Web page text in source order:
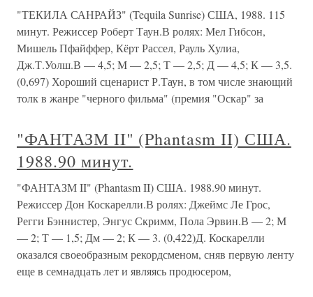
"ТЕКИЛА САНРАЙЗ" (Tequila Sunrise) США, 1988. 115
минут. Режиссер Роберт Таун.В ролях: Мел Гибсон,
Мишель Пфайффер, Кёрт Рассел, Рауль Хулиа,
Дж.Т.Уолш.В — 4,5; М — 2,5; Т — 2,5; Д — 4,5; К — 3,5.
(0,697) Хороший сценарист Р.Таун, в том числе знающий
толк в жанре "черного фильма" (премия "Оскар" за
"ФАНТАЗМ II" (Phantasm II) США.
1988.90 минут.
"ФАНТАЗМ II" (Phantasm II) США. 1988.90 минут.
Режиссер Дон Коскарелли.В ролях: Джеймс Ле Грос,
Регги Бэннистер, Энгус Скримм, Пола Эрвин.В — 2; М
— 2; Т — 1,5; Дм — 2; К — 3. (0,422)Д. Коскарелли
оказался своеобразным рекордсменом, сняв первую ленту
еще в семнадцать лет и являясь продюсером,